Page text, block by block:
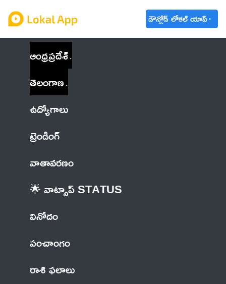
డౌన్లోడ్ లోకల్ యాప్
ఆంధ్రప్రదేశ్
తెలంగాణ
ఉద్యోగాలు
ట్రెండింగ్
వాతావరణం
🌟 వాట్సాప్ STATUS
వినోదం
పంచాంగం
రాశి ఫలాలు